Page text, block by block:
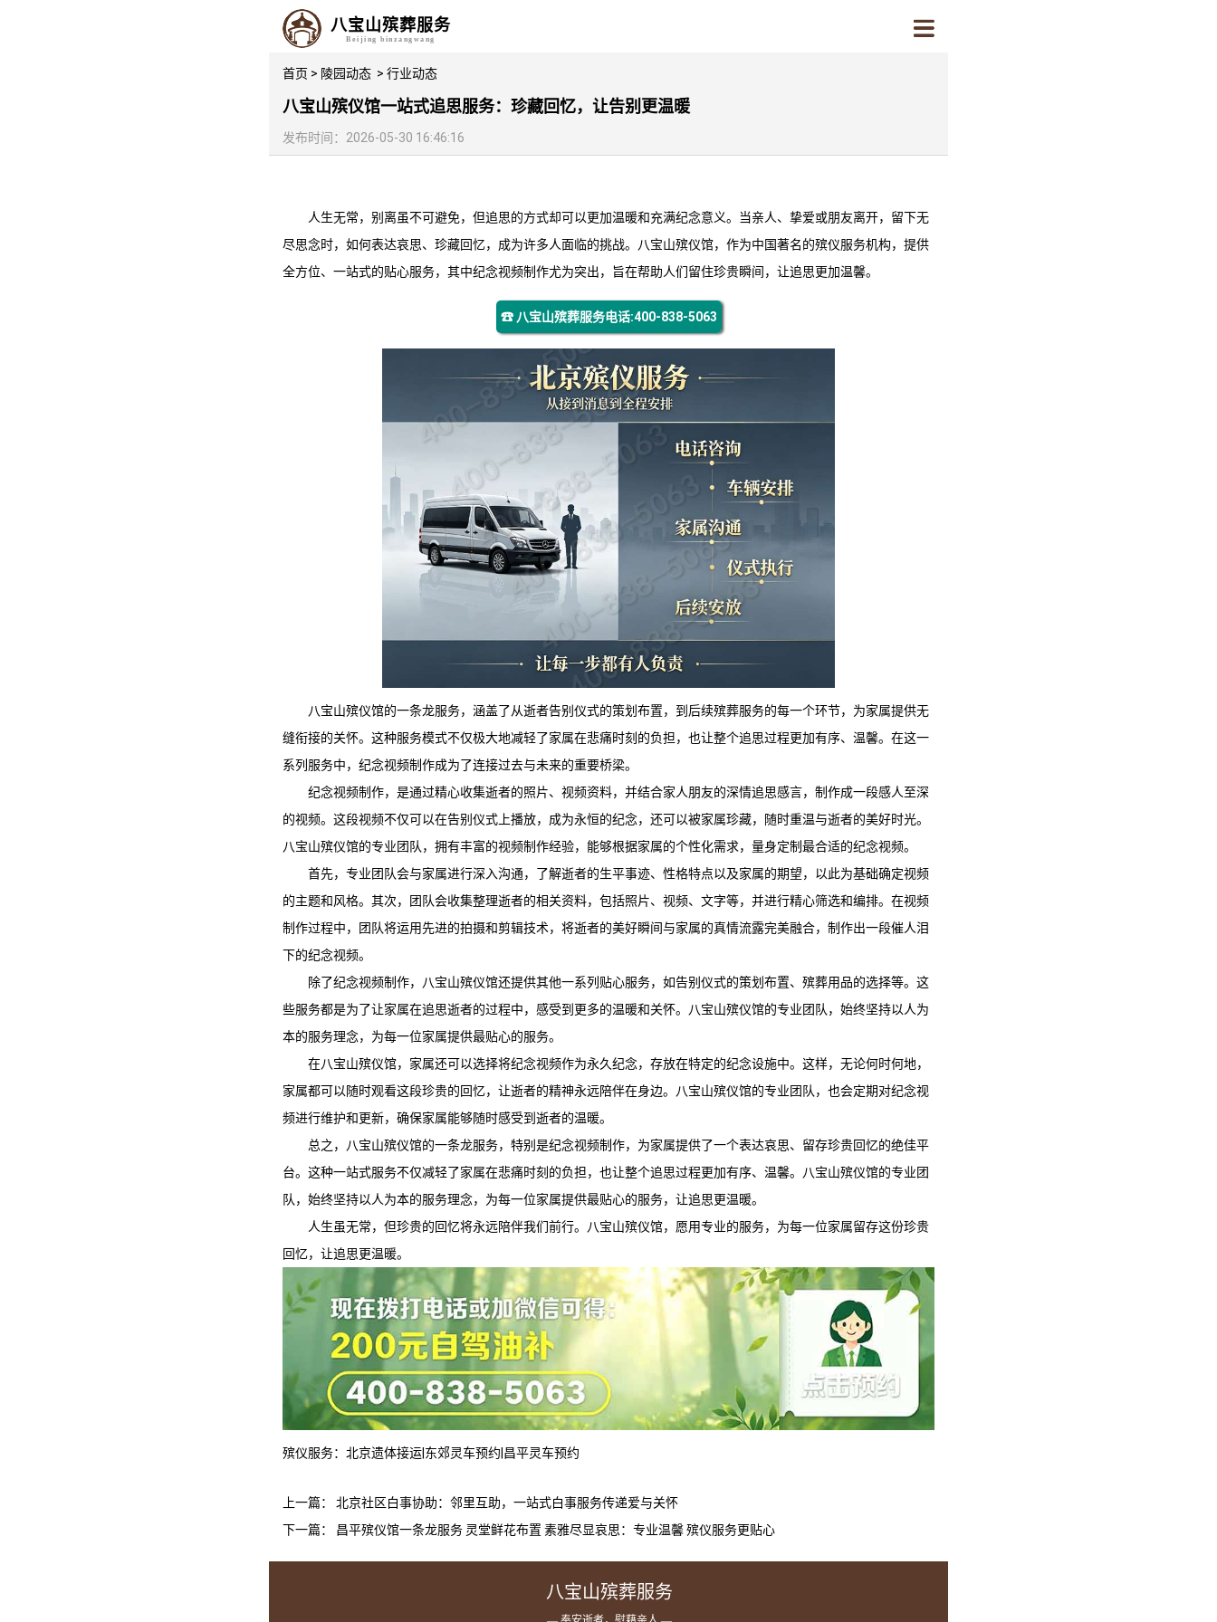
八宝山殡葬服务
Beijing binzangwang
首页 > 陵园动态 > 行业动态
八宝山殡仪馆一站式追思服务：珍藏回忆，让告别更温暖
发布时间：2026-05-30 16:46:16
人生无常，别离虽不可避免，但追思的方式却可以更加温暖和充满纪念意义。当亲人、挚爱或朋友离开，留下无
尽思念时，如何表达哀思、珍藏回忆，成为许多人面临的挑战。
八宝山殡仪馆，作为中国著名的殡仪服务机构，提供
全方位、一站式的贴心服务，其中纪念视频制作尤为突出，旨在帮助人们留住珍贵瞬间，让追思更加温馨。
☎ 八宝山殡葬服务电话:400-838-5063
八宝山殡仪馆的一条龙服务，涵盖了从逝者告别仪式的策划布置，到后续殡葬服务的每一个环节，为家属提供无
缝衔接的关怀。这种服务模式不仅极大地减轻了家属在悲痛时刻的负担，也让整个追思过程更加有序、温馨。在这一
系列服务中，纪念视频制作成为了连接过去与未来的重要桥梁。
纪念视频制作，是通过精心收集逝者的照片、视频资料，并结合家人朋友的深情追思感言，制作成一段感人至深
的视频。这段视频不仅可以在告别仪式上播放，成为永恒的纪念，还可以被家属珍藏，随时重温与逝者的美好时光。
八宝山殡仪馆的专业团队，拥有丰富的视频制作经验，能够根据家属的个性化需求，量身定制最合适的纪念视频。
首先，专业团队会与家属进行深入沟通，了解逝者的生平事迹、性格特点以及家属的期望，以此为基础确定视频
的主题和风格。其次，团队会收集整理逝者的相关资料，包括照片、视频、文字等，并进行精心筛选和编排。在视频
制作过程中，团队将运用先进的拍摄和剪辑技术，将逝者的美好瞬间与家属的真情流露完美融合，制作出一段催人泪
下的纪念视频。
除了纪念视频制作，
八宝山殡仪馆还提供其他一系列贴心服务，如告别仪式的策划布置、殡葬用品的选择等。这
些服务都是为了让家属在追思逝者的过程中，感受到更多的温暖和关怀。
八宝山殡仪馆的专业团队，始终坚持以人为
本的服务理念，为每一位家属提供最贴心的服务。
在八宝山殡仪馆，家属还可以选择将纪念视频作为永久纪念，存放在特定的纪念设施中。这样，无论何时何地，
家属都可以随时观看这段珍贵的回忆，让逝者的精神永远陪伴在身边。
八宝山殡仪馆的专业团队，也会定期对纪念视
频进行维护和更新，确保家属能够随时感受到逝者的温暖。
总之，
八宝山殡仪馆的一条龙服务，特别是纪念视频制作，为家属提供了一个表达哀思、留存珍贵回忆的绝佳平
台。这种一站式服务不仅减轻了家属在悲痛时刻的负担，也让整个追思过程更加有序、温馨。
八宝山殡仪馆的专业团
队，始终坚持以人为本的服务理念，为每一位家属提供最贴心的服务，让追思更温暖。
人生虽无常，但珍贵的回忆将永远陪伴我们前行。
八宝山殡仪馆，愿用专业的服务，为每一位家属留存这份珍贵
回忆，让追思更温暖。
殡仪服务： 北京遗体接运 东郊灵车预约 昌平灵车预约
上一篇： 北京社区白事协助：邻里互助，一站式白事服务传递爱与关怀
下一篇： 昌平殡仪馆一条龙服务 灵堂鲜花布置 素雅尽显哀思：专业温馨 殡仪服务更贴心
八宝山殡葬服务